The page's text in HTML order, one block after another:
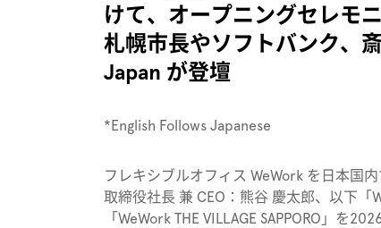
けて、オープニングセレモ
札幌市長やソフトバンク、
Japan が登壇
*English Follows Japanese
フレキシブルオフィス WeWork を日本国
取締役社長 兼 CEO：熊谷 慶太郎、以下「
「WeWork THE VILLAGE SAPPORO」を